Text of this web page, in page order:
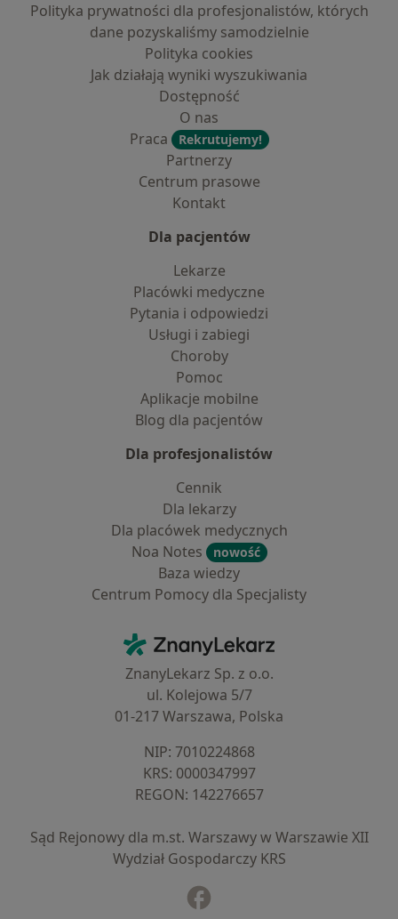
Polityka prywatności dla profesjonalistów, których
dane pozyskaliśmy samodzielnie
Polityka cookies
Jak działają wyniki wyszukiwania
Dostępność
O nas
Praca
Rekrutujemy!
Partnerzy
Centrum prasowe
Kontakt
Dla pacjentów
Lekarze
Placówki medyczne
Pytania i odpowiedzi
Usługi i zabiegi
Choroby
Pomoc
Aplikacje mobilne
Blog dla pacjentów
Dla profesjonalistów
Cennik
Dla lekarzy
Dla placówek medycznych
Noa Notes
nowość
Baza wiedzy
Centrum Pomocy dla Specjalisty
ZnanyLekarz - Strona główna
ZnanyLekarz Sp. z o.o.
ul. Kolejowa 5/7
01-217 Warszawa, Polska
NIP: ⁠7010224868
KRS: ⁠0000347997
REGON: ⁠142276657
Sąd Rejonowy dla m.st. Warszawy w Warszawie XII
Wydział Gospodarczy KRS